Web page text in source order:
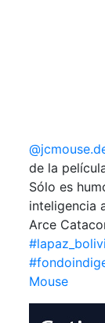
de la
Sólo es
inteligencia
Arce
Mouse